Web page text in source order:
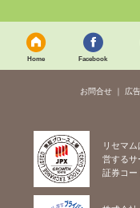
Home Facebook
お問合せ 広
リセマ
営するサ
証券コー